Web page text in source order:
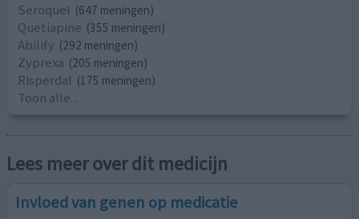
Seroquel (647 meningen)
Quetiapine (355 meningen)
Abilify (292 meningen)
Zyprexa (205 meningen)
Risperdal (175 meningen)
Toon alle...
Lees meer over dit medicijn
Invloed van genen op medicatie